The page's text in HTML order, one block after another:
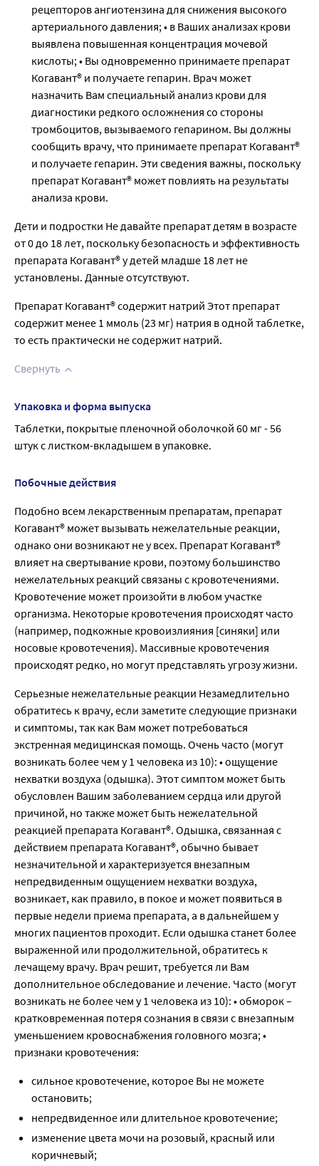
рецепторов ангиотензина для снижения высокого
артериального давления; • в Ваших анализах крови
выявлена повышенная концентрация мочевой
кислоты; • Вы одновременно принимаете препарат
Когавант® и получаете гепарин. Врач может
назначить Вам специальный анализ крови для
диагностики редкого осложнения со стороны
тромбоцитов, вызываемого гепарином. Вы должны
сообщить врачу, что принимаете препарат Когавант®
и получаете гепарин. Эти сведения важны, поскольку
препарат Когавант® может повлиять на результаты
анализа крови.
Дети и подростки Не давайте препарат детям в возрасте
от 0 до 18 лет, поскольку безопасность и эффективность
препарата Когавант® у детей младше 18 лет не
установлены. Данные отсутствуют.
Препарат Когавант® содержит натрий Этот препарат
содержит менее 1 ммоль (23 мг) натрия в одной таблетке,
то есть практически не содержит натрий.
Свернуть
Упаковка и форма выпуска
Таблетки, покрытые пленочной оболочкой 60 мг - 56
штук с листком-вкладышем в упаковке.
Побочные действия
Подобно всем лекарственным препаратам, препарат
Когавант® может вызывать нежелательные реакции,
однако они возникают не у всех. Препарат Когавант®
влияет на свертывание крови, поэтому большинство
нежелательных реакций связаны с кровотечениями.
Кровотечение может произойти в любом участке
организма. Некоторые кровотечения происходят часто
(например, подкожные кровоизлияния [синяки] или
носовые кровотечения). Массивные кровотечения
происходят редко, но могут представлять угрозу жизни.
Серьезные нежелательные реакции Незамедлительно
обратитесь к врачу, если заметите следующие признаки
и симптомы, так как Вам может потребоваться
экстренная медицинская помощь. Очень часто (могут
возникать более чем у 1 человека из 10): • ощущение
нехватки воздуха (одышка). Этот симптом может быть
обусловлен Вашим заболеванием сердца или другой
причиной, но также может быть нежелательной
реакцией препарата Когавант®. Одышка, связанная с
действием препарата Когавант®, обычно бывает
незначительной и характеризуется внезапным
непредвиденным ощущением нехватки воздуха,
возникает, как правило, в покое и может появиться в
первые недели приема препарата, а в дальнейшем у
многих пациентов проходит. Если одышка станет более
выраженной или продолжительной, обратитесь к
лечащему врачу. Врач решит, требуется ли Вам
дополнительное обследование и лечение. Часто (могут
возникать не более чем у 1 человека из 10): • обморок –
кратковременная потеря сознания в связи с внезапным
уменьшением кровоснабжения головного мозга; •
признаки кровотечения:
сильное кровотечение, которое Вы не можете
остановить;
непредвиденное или длительное кровотечение;
изменение цвета мочи на розовый, красный или
коричневый;